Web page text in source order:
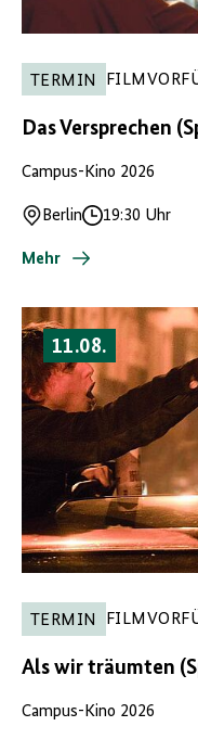
TERMIN
Das Versprechen
Campus-Kino 2026
Ort
Berlin
Uhrzeit
19:30 Uhr
Mehr
11.08.
TERMIN
Als wir träumten
Campus-Kino 2026